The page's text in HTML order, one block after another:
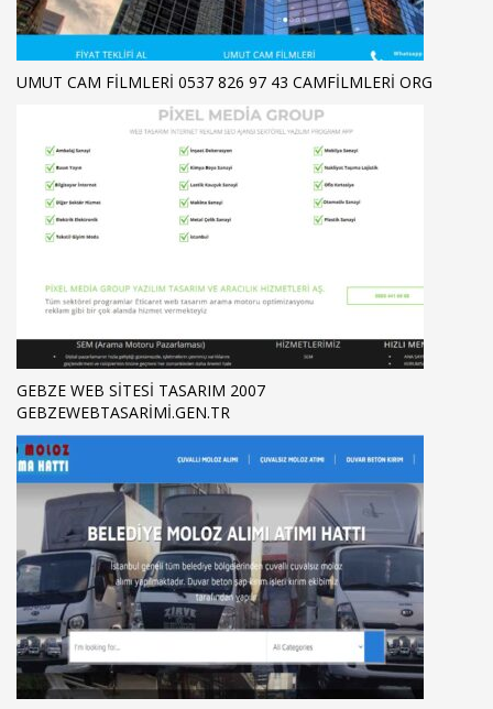
UMUT CAM FILMLERI 0537 826 97 43 CAMFILMLERI ORG
GEBZE WEB SITESI TASARIM 2007
GEBZEWEBTASARIMI.GEN.TR